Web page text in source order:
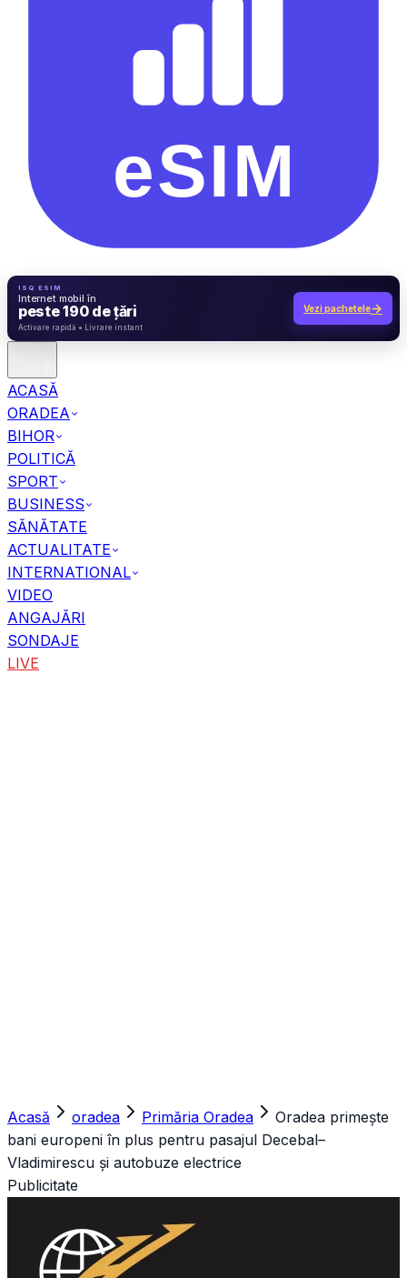
ISQ ESIM
Internet mobil în
peste 190 de țări Vezi pachetele→
ACASĂ
ORADEA
BIHOR
POLITICĂ
SPORT
BUSINESS
SĂNĂTATE
ACTUALITATE
INTERNATIONAL
VIDEO
ANGAJĂRI
SONDAJE
LIVE
Acasă oradea Primăria Oradea
Oradea primește
bani europeni în plus pentru pasajul Decebal–
Vladimirescu și autobuze electrice
Publicitate